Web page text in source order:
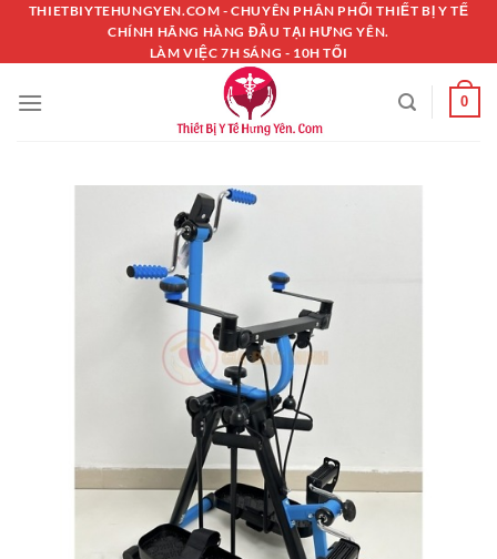
Chuyển
nội
dung
THIETBIYTEHUNGYEN.COM - CHUYÊN PHÂN PHỐI THIẾT BỊ Y TẾ
CHÍNH HÃNG HÀNG ĐẦU TẠI HƯNG YÊN.
LÀM VIỆC 7H SÁNG - 10H TỐI
0